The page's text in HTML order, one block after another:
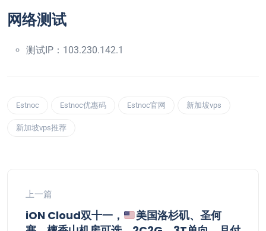
网络测试
测试IP：103.230.142.1
Estnoc Estnoc优惠码 Estnoc官网 新加坡vps
新加坡vps推荐
上一篇
iON Cloud双十一，
美国洛杉矶、圣何